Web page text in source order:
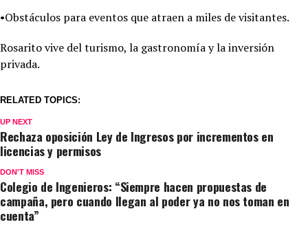
•Obstáculos para eventos que atraen a miles de visitantes.
Rosarito vive del turismo, la gastronomía y la inversión
privada.
RELATED TOPICS:
UP NEXT
Rechaza oposición Ley de Ingresos por incrementos en
licencias y permisos
DON'T MISS
Colegio de Ingenieros: “Siempre hacen propuestas de
campaña, pero cuando llegan al poder ya no nos toman en
cuenta”